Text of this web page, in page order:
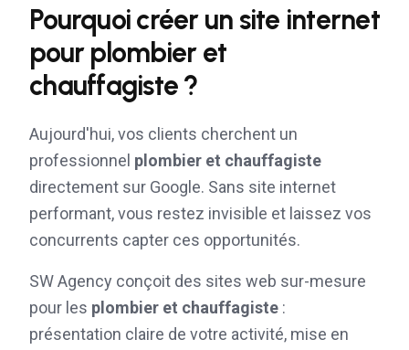
Pourquoi créer un site internet
pourplombier et
chauffagiste?
Aujourd'hui, vos clients cherchent un
professionnel plombier et chauffagiste
directement sur Google. Sans site internet
performant, vous restez invisible et laissez vos
concurrents capter ces opportunités.
SW Agency conçoit des sites web sur-mesure
pour les plombier et chauffagiste :
présentation claire de votre activité, mise en